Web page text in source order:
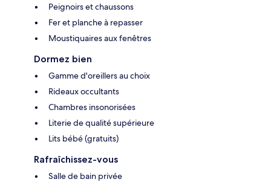
Peignoirs et chaussons
Fer et planche à repasser
Moustiquaires aux fenêtres
Dormez bien
Gamme d'oreillers au choix
Rideaux occultants
Chambres insonorisées
Literie de qualité supérieure
Lits bébé (gratuits)
Rafraîchissez-vous
Salle de bain privée